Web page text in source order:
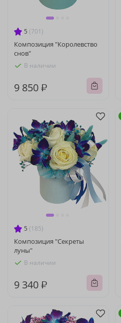
5 (701)
Композиция "Королевство
снов"
В наличии
9 850 ₽
5 (185)
Композиция "Секреты
луны"
В наличии
9 340 ₽